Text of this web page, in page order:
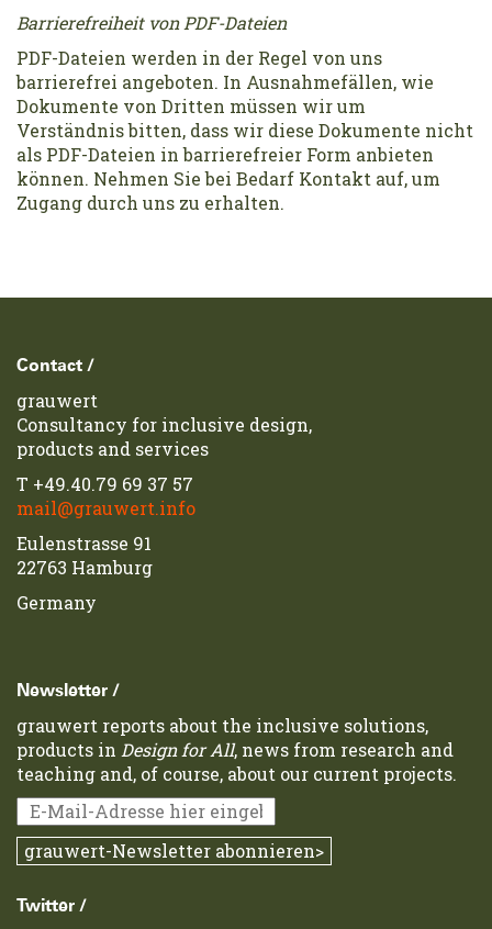
Barrierefreiheit von PDF-Dateien
PDF-Dateien werden in der Regel von uns
barrierefrei angeboten. In Ausnahmefällen, wie
Dokumente von Dritten müssen wir um
Verständnis bitten, dass wir diese Dokumente nicht
als PDF-Dateien in barrierefreier Form anbieten
können. Nehmen Sie bei Bedarf Kontakt auf, um
Zugang durch uns zu erhalten.
Footer
Contact /
grauwert
Consultancy for inclusive design,
products and services
T +49.40.79 69 37 57
mail@grauwert.info
Eulenstrasse 91
22763 Hamburg
Germany
Newsletter /
grauwert reports about the inclusive solutions,
products in Design for All, news from research and
teaching and, of course, about our current projects.
Twitter /